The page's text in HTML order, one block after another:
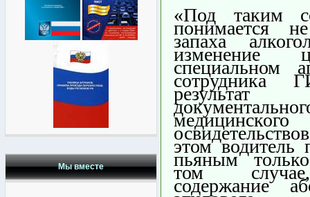
Мы вместе
«Под таким
понимается
запаха
изменение
специальном
сотрудника
результат
медицинского
этом водитель
пьяным
том
содержание